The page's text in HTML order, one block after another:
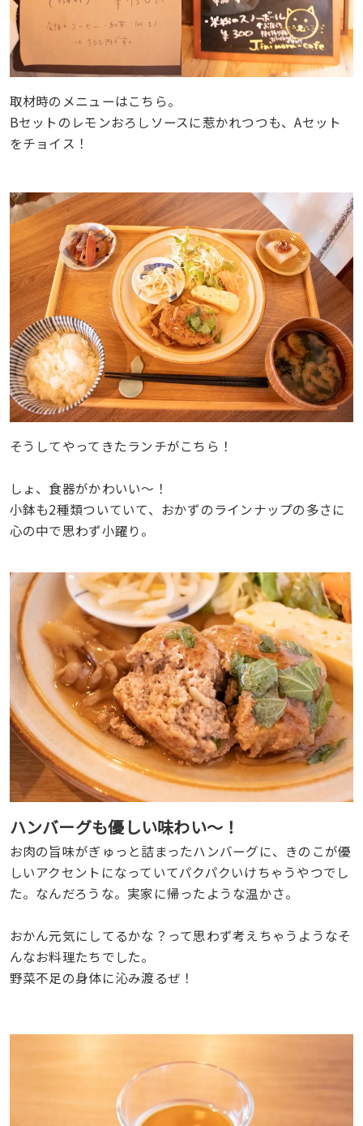
取材時のメニューはこちら。
Bセットのレモンおろしソースに惹かれつつも、Aセット
をチョイス！
そうしてやってきたランチがこちら！
しょ、食器がかわいい〜！
小鉢も2種類ついていて、おかずのラインナップの多さに
心の中で思わず小躍り。
ハンバーグも優しい味わい〜！
お肉の旨味がぎゅっと詰まったハンバーグに、きのこが優
しいアクセントになっていてパクパクいけちゃうやつでし
た。なんだろうな。実家に帰ったような温かさ。
おかん元気にしてるかな？って思わず考えちゃうようなそ
んなお料理たちでした。
野菜不足の身体に沁み渡るぜ！